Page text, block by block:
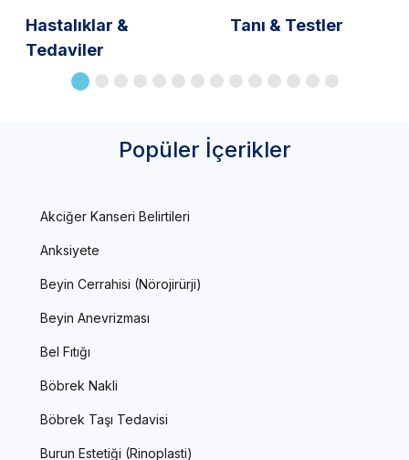
Hastalıklar &
Tedaviler
Tanı & Testler
Popüler İçerikler
Akciğer Kanseri Belirtileri
Anksiyete
Beyin Cerrahisi (Nörojirürji)
Beyin Anevrizması
Bel Fıtığı
Böbrek Nakli
Böbrek Taşı Tedavisi
Burun Estetiği (Rinoplasti)